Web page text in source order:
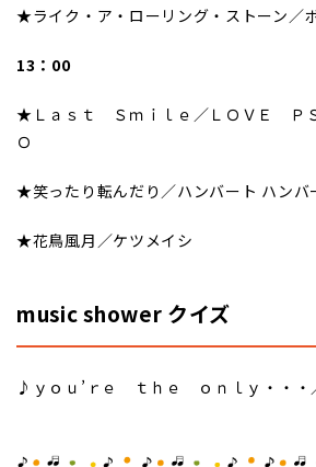
★ライク・ア・ローリング・ストーン／
13：00
★Ｌａｓｔ Ｓｍｉｌｅ／ＬＯＶＥ Ｐ
Ｏ
★笑ったり転んだり／ハンバート ハンバ
★花鳥風月／ケツメイシ
music shower クイズ
♪ｙｏｕ’ｒｅ ｔｈｅ ｏｎｌｙ・・・